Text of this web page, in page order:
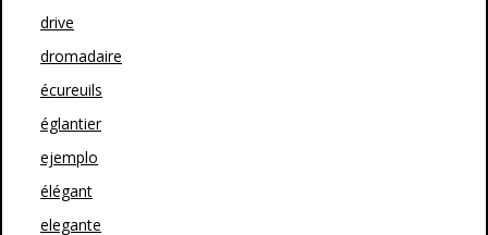
drive
dromadaire
écureuils
églantier
ejemplo
élégant
elegante